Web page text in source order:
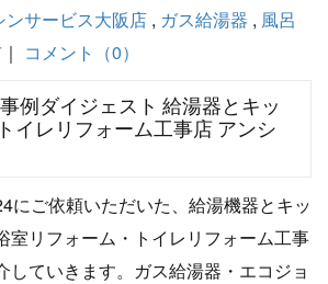
ンサービス大阪店 , ガス給湯器 , 風呂
｜ コメント（0）
例ダイジェスト 給湯器とキッ
イレリフォーム工事店 アンシ
にご依頼いただいた、給湯機器とキッ
室リフォーム・トイレリフォーム工事
していきます。ガス給湯器・エコジョ